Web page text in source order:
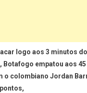
logo aos 3 minutos
Botafogo empatou aos
o colombiano Jordan